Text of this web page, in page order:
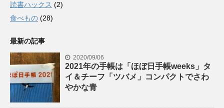
読書ハックス (2)
食べもの (28)
最新の記事
2020/09/06
2021年の手帳は「ほぼ日手帳weeks」タ
イ＆チーフ「ツバメ」コンパクトでさわ
やかな青